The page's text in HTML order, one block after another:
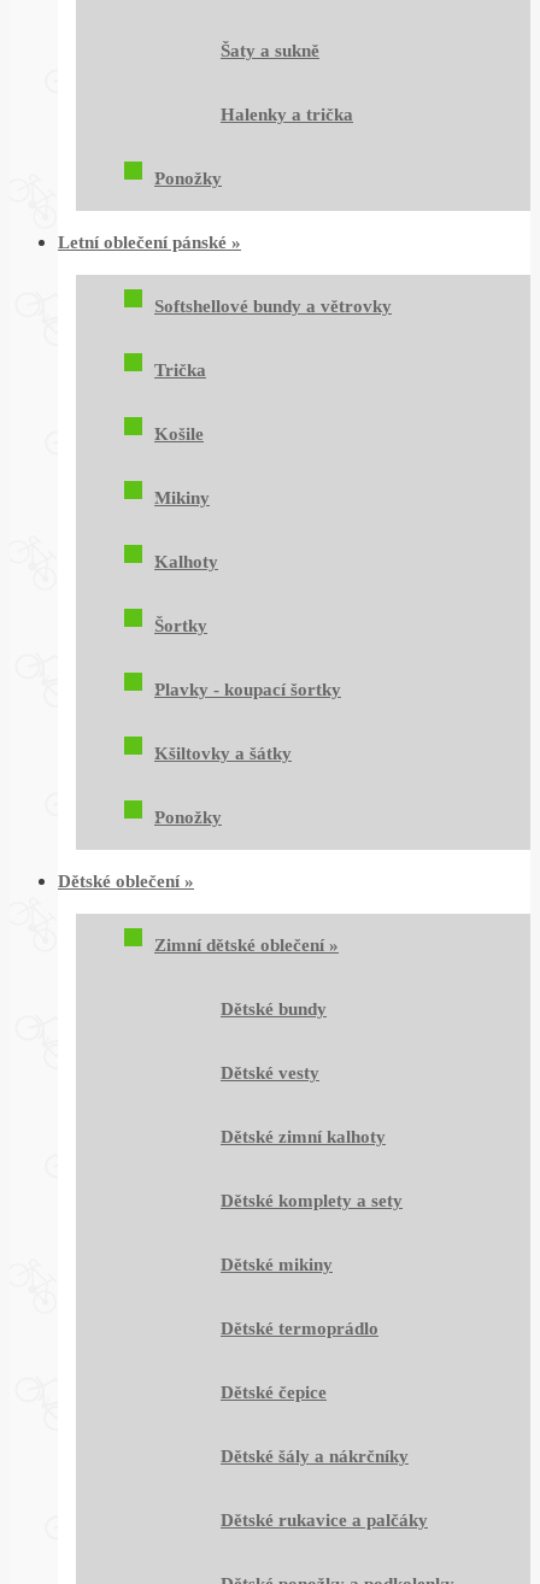
Šaty a sukně
Halenky a trička
Ponožky
Letní oblečení pánské »
Softshellové bundy a větrovky
Trička
Košile
Mikiny
Kalhoty
Šortky
Plavky - koupací šortky
Kšiltovky a šátky
Ponožky
Dětské oblečení »
Zimní dětské oblečení »
Dětské bundy
Dětské vesty
Dětské zimní kalhoty
Dětské komplety a sety
Dětské mikiny
Dětské termoprádlo
Dětské čepice
Dětské šály a nákrčníky
Dětské rukavice a palčáky